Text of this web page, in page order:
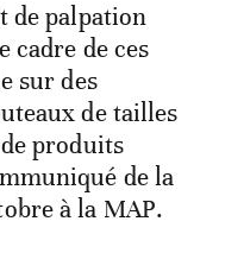
de palpation
cadre de ces
sur des
de tailles
produits
de la
à la MAP.